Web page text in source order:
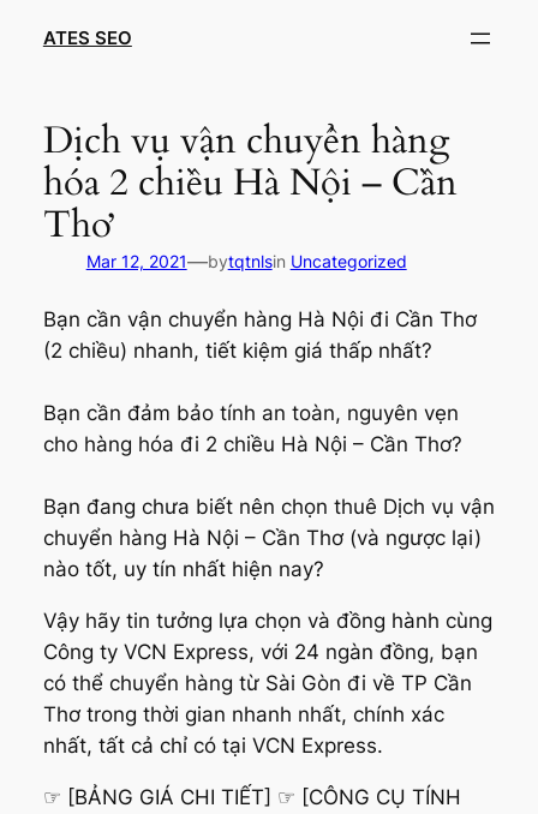
ATES SEO
Dịch vụ vận chuyển hàng
hóa 2 chiều Hà Nội – Cần
Thơ
Mar 12, 2021—bytqtnlsin Uncategorized
Bạn cần vận chuyển hàng Hà Nội đi Cần Thơ
(2 chiều) nhanh, tiết kiệm giá thấp nhất?
Bạn cần đảm bảo tính an toàn, nguyên vẹn
cho hàng hóa đi 2 chiều Hà Nội – Cần Thơ?
Bạn đang chưa biết nên chọn thuê Dịch vụ vận
chuyển hàng Hà Nội – Cần Thơ (và ngược lại)
nào tốt, uy tín nhất hiện nay?
Vậy hãy tin tưởng lựa chọn và đồng hành cùng
Công ty VCN Express, với 24 ngàn đồng, bạn
có thể chuyển hàng từ Sài Gòn đi về TP Cần
Thơ trong thời gian nhanh nhất, chính xác
nhất, tất cả chỉ có tại VCN Express.
☞ [BẢNG GIÁ CHI TIẾT] ☞ [CÔNG CỤ TÍNH